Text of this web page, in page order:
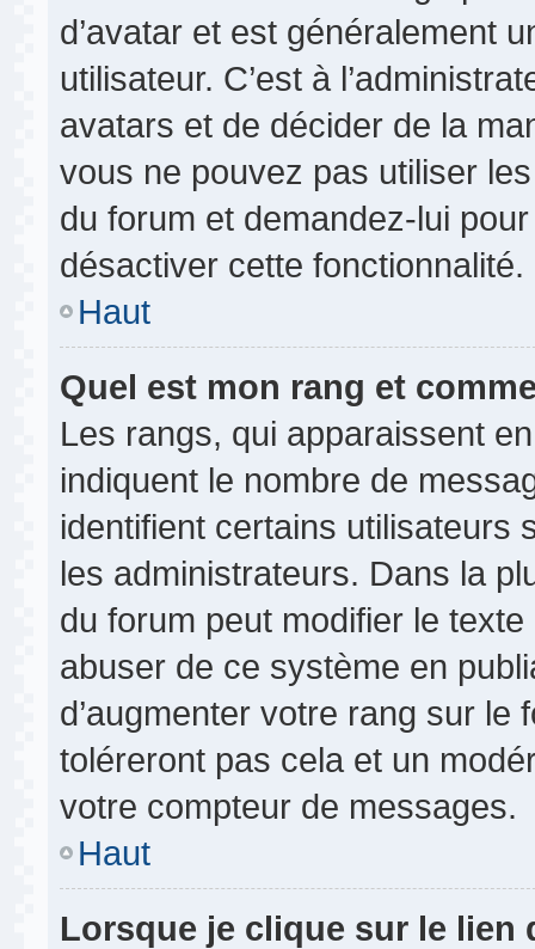
d’avatar et est généralement
utilisateur. C’est à
avatars et de décider de la
vous ne pouvez pas utiliser
du forum et demandez-lui
désactiver cette fonctionnalité.
Haut
Quel est mon rang et
Les rangs, qui apparaissent
indiquent le nombre de
identifient certains utilisateurs
les administrateurs. Dans la
du forum peut modifier le
abuser de ce système en
d’augmenter votre rang sur
toléreront pas cela et un
votre compteur de messages.
Haut
Lorsque je clique sur le lien